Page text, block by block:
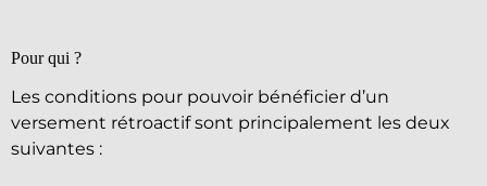
Pour qui ?
Les conditions pour pouvoir bénéficier d’un
versement rétroactif sont principalement les deux
suivantes :